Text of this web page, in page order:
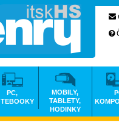
PC,
MOBILY,
TABLETY,
HODINKY